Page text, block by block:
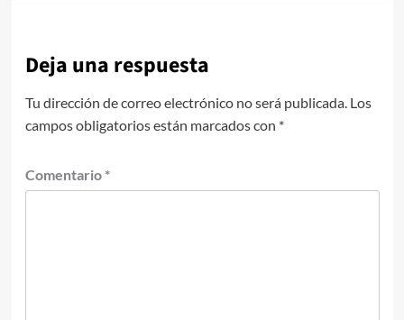
Deja una respuesta
Tu dirección de correo electrónico no será publicada. Los
campos obligatorios están marcados con *
Comentario *